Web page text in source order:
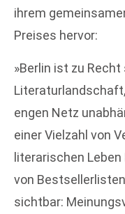
ihrem
Preises hervor:
»Berlin ist zu
engen Netz
einer Vielzahl von
literarischen
von
sichtbar: